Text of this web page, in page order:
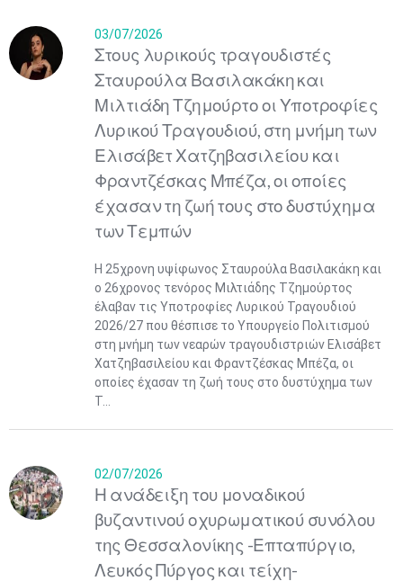
03/07/2026
Στους λυρικούς τραγουδιστές
Σταυρούλα Βασιλακάκη και
Μιλτιάδη Τζημούρτο οι Υποτροφίες
Λυρικού Τραγουδιού, στη μνήμη των
Ελισάβετ Χατζηβασιλείου και
Φραντζέσκας Μπέζα, οι οποίες
έχασαν τη ζωή τους στο δυστύχημα
των Τεμπών
Η 25χρονη υψίφωνος Σταυρούλα Βασιλακάκη και
ο 26χρονος τενόρος Μιλτιάδης Τζημούρτος
έλαβαν τις Υποτροφίες Λυρικού Τραγουδιού
2026/27 που θέσπισε το Υπουργείο Πολιτισμού
στη μνήμη των νεαρών τραγουδιστριών Ελισάβετ
Χατζηβασιλείου και Φραντζέσκας Μπέζα, οι
οποίες έχασαν τη ζωή τους στο δυστύχημα των
Τ...
02/07/2026
Η ανάδειξη του μοναδικού
βυζαντινού οχυρωματικού συνόλου
της Θεσσαλονίκης -Επταπύργιο,
Λευκός Πύργος και τείχη-